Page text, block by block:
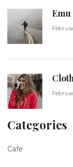
Categories
Cafe